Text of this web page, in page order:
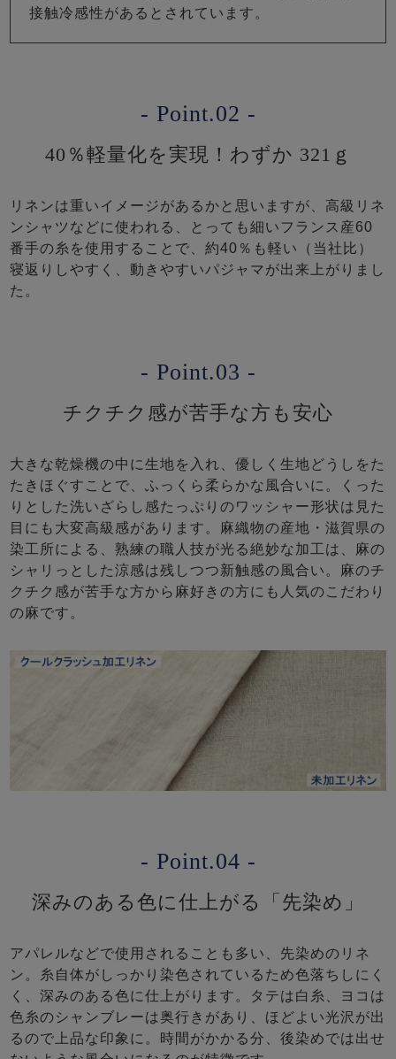
接触冷感性があるとされています。
- Point.02 -
40％軽量化を実現！わずか 321ｇ
リネンは重いイメージがあるかと思いますが、高級リネ
ンシャツなどに使われる、とっても細いフランス産60
番手の糸を使用することで、約40％も軽い（当社比）
寝返りしやすく、動きやすいパジャマが出来上がりまし
た。
- Point.03 -
チクチク感が苦手な方も安心
大きな乾燥機の中に生地を入れ、優しく生地どうしをた
たきほぐすことで、ふっくら柔らかな風合いに。くった
りとした洗いざらし感たっぷりのワッシャー形状は見た
目にも大変高級感があります。麻織物の産地・滋賀県の
染工所による、熟練の職人技が光る絶妙な加工は、麻の
シャリっとした涼感は残しつつ新触感の風合い。麻のチ
クチク感が苦手な方から麻好きの方にも人気のこだわり
の麻です。
- Point.04 -
深みのある色に仕上がる「先染め」
アパレルなどで使用されることも多い、先染めのリネ
ン。糸自体がしっかり染色されているため色落ちしにく
く、深みのある色に仕上がります。タテは白糸、ヨコは
色糸のシャンブレーは奥行きがあり、ほどよい光沢が出
るので上品な印象に。時間がかかる分、後染めでは出せ